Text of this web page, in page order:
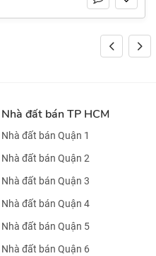
Nhà đất bán TP HCM
Nhà đất bán Quận 1
Nhà đất bán Quận 2
Nhà đất bán Quận 3
Nhà đất bán Quận 4
Nhà đất bán Quận 5
Nhà đất bán Quận 6